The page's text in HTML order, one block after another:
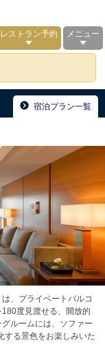
レストラン予約 メニュー
宿泊プラン一覧
、プライベートバルコ
度見渡せる、開放的
ルームには、ソファー
する景色をお楽しみいた